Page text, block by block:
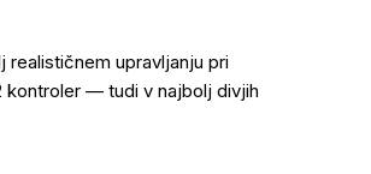
realističnem upravljanju pri
kontroler — tudi v najbolj divjih